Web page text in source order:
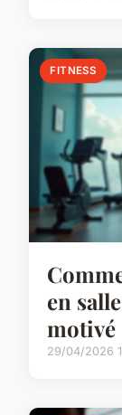
FITNESS
en
motivé
29/04/2026